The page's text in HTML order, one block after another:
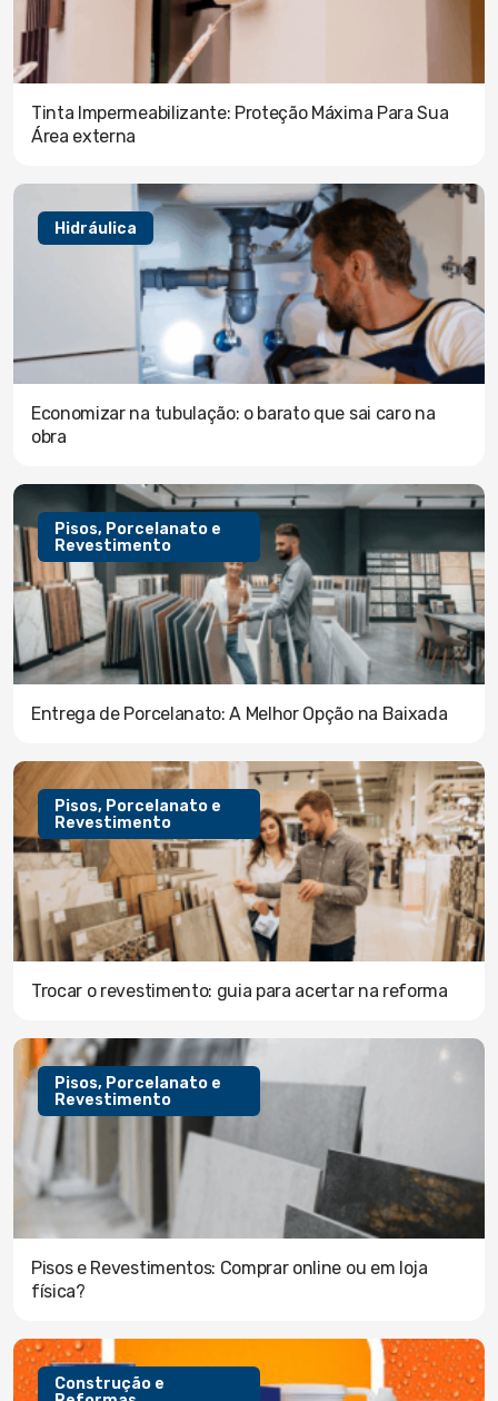
Tinta Impermeabilizante: Proteção Máxima Para Sua
Área externa
Hidráulica
Economizar na tubulação: o barato que sai caro na
obra
Pisos, Porcelanato e
Revestimento
Entrega de Porcelanato: A Melhor Opção na Baixada
Pisos, Porcelanato e
Revestimento
Trocar o revestimento: guia para acertar na reforma
Pisos, Porcelanato e
Revestimento
Pisos e Revestimentos: Comprar online ou em loja
física?
Construção e